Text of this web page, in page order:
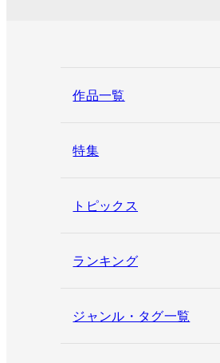
作品一覧
特集
トピックス
ランキング
ジャンル・タグ一覧